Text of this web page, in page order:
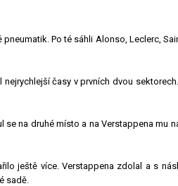
Po té sáhli Alonso, Leclerc,
časy v prvních dvou
na druhé místo a na Verstappena mu
ještě více. Verstappena zdolal a s
sadě.